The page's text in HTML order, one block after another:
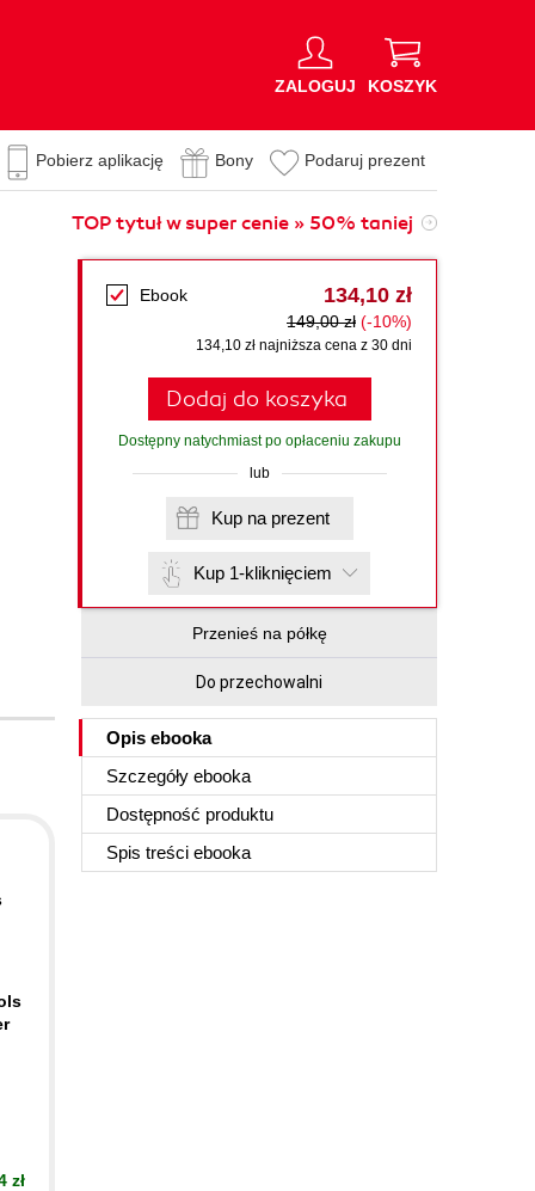
ZALOGUJ KOSZYK
Pobierz aplikację Bony Podaruj prezent
TOP tytuł w super cenie » 50% taniej
Ebook 134,10 zł
149,00 zł (-10%)
134,10 zł najniższa cena z 30 dni
Dodaj do koszyka
Dostępny natychmiast po opłaceniu zakupu
lub
Kup na prezent
Kup 1-kliknięciem
Przenieś na półkę
Do przechowalni
Opis ebooka
Szczegóły ebooka
Dostępność produktu
Spis treści ebooka
zł